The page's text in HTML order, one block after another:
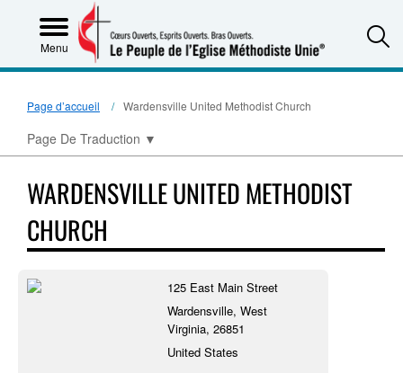
Menu
Page d’accueil Wardensville United Methodist Church
Page De Traduction ▼
WARDENSVILLE UNITED METHODIST
CHURCH
125 East Main Street
Wardensville, West
Virginia, 26851
United States